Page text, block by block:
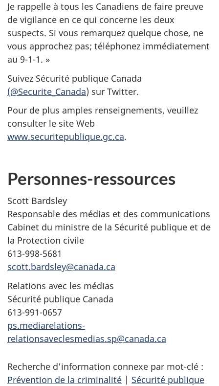
Je rappelle à tous les Canadiens de faire preuve
de vigilance en ce qui concerne les deux
suspects. Si vous remarquez quelque chose, ne
vous approchez pas; téléphonez immédiatement
au 9-1-1. »
Suivez Sécurité publique Canada
(@Securite_Canada) sur Twitter.
Pour de plus amples renseignements, veuillez
consulter le site Web
www.securitepublique.gc.ca.
Personnes-ressources
Scott Bardsley
Responsable des médias et des communications
Cabinet du ministre de la Sécurité publique et de
la Protection civile
613-998-5681
scott.bardsley@canada.ca
Relations avec les médias
Sécurité publique Canada
613-991-0657
ps.mediarelations-
relationsaveclesmedias.sp@canada.ca
Recherche d'information connexe par mot-clé :
Prévention de la criminalité | Sécurité publique